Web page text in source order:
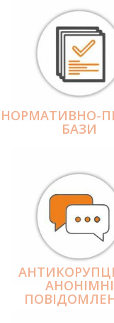
НОРМАТИВНО-
БАЗИ
АНОНІМНІ